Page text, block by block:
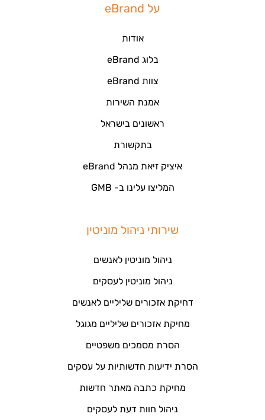
על eBrand
אודות
בלוג eBrand
צוות eBrand
אמנת השירות
ראשונים בישראל
בתקשורת
איציק זיאת מנהל eBrand
המליצו עלינו ב- GMB
שירותי ניהול מוניטין
ניהול מוניטין לאנשים
ניהול מוניטין לעסקים
דחיקת אזכורים שליליים לאנשים
מחיקת אזכורים שליליים מגוגל
הסרת מסמכים משפטיים
הסרת ידיעות חדשותיות על עסקים
מחיקת כתבה מאתר חדשות
ניהול חוות דעת לעסקים